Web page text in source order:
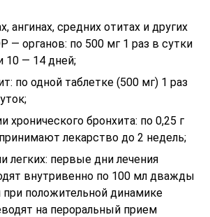
ангинах, средних отитах и других
— органов: по 500 мг 1 раз в сутки
10 — 14 дней;
по одной таблетке (500 мг) 1 раз
хронического бронхита: по 0,25 г
лекарство до 2 недель;
легких: первые дни лечения
внутривенно по 100 мл дважды
при положительной динамике
на пероральный прием